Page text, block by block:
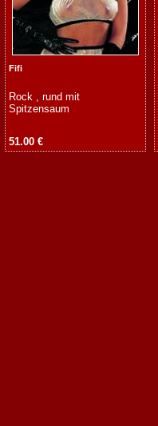
Fifi
Rock , rund mit
Spitzensaum
51.00 €